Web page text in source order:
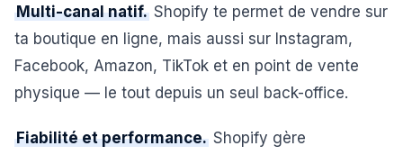
Multi-canal natif. Shopify te permet de vendre sur
ta boutique en ligne, mais aussi sur Instagram,
Facebook, Amazon, TikTok et en point de vente
physique — le tout depuis un seul back-office.
Fiabilité et performance. Shopify gère